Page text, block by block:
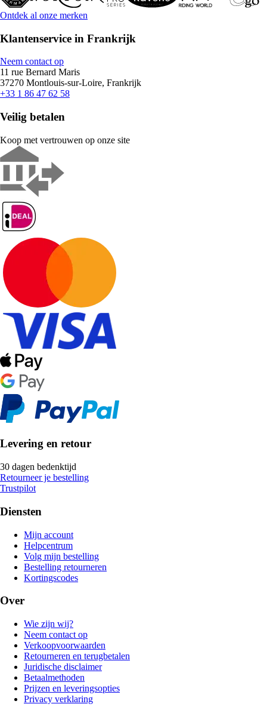
Ontdek al onze merken
Klantenservice in Frankrijk
Neem contact op
11 rue Bernard Maris
37270 Montlouis-sur-Loire, Frankrijk
+33 1 86 47 62 58
Veilig betalen
Koop met vertrouwen op onze site
Levering en retour
30 dagen bedenktijd
Retourneer je bestelling
Trustpilot
Diensten
Mijn account
Helpcentrum
Volg mijn bestelling
Bestelling retourneren
Kortingscodes
Over
Wie zijn wij?
Neem contact op
Verkoopvoorwaarden
Retourneren en terugbetalen
Juridische disclaimer
Betaalmethoden
Prijzen en leveringsopties
Privacy verklaring